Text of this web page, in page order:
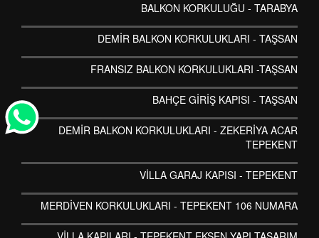
BALKON KORKULUĞU - TARABYA
DEMİR BALKON KORKULUKLARI - TAŞSAN
FRANSIZ BALKON KORKULUKLARI -TAŞSAN
BAHÇE GİRİŞ KAPISI - TAŞSAN
DEMİR BALKON KORKULUKLARI - ZEKERİYA ACAR
TEPEKENT
VİLLA GARAJ KAPISI - TEPEKENT
MERDİVEN KORKULUKLARI - TEPEKENT 106 NUMARA